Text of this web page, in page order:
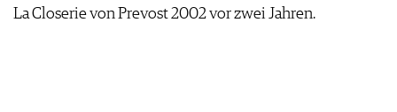
La Closerie von Prevost 2002 vor zwei Jahren.